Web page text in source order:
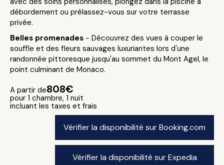
débordement ou prélassez-vous sur votre terrasse
privée.
Belles promenades - Découvrez des vues à couper le
souffle et des fleurs sauvages luxuriantes lors d'une
randonnée pittoresque jusqu'au sommet du Mont Agel, le
point culminant de Monaco.
A partir de808€
pour 1 chambre, 1 nuit
incluant les taxes et frais
Vérifier la disponibilité sur Booking.com
Vérifier la disponibilité sur Expedia